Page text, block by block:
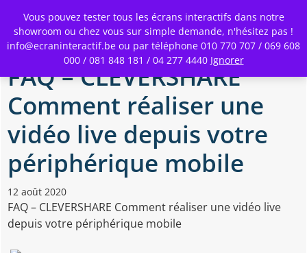
Vous pouvez tester tous les écrans interactifs dans notre
showroom ou chez vous sur simple demande, n'hésitez pas !
info@ecraninteractif.be ou par téléphone 010 770 707 / 069 608
000 / 081 848 181 / 04 277 4440 Ignorer
Skip
main
Menu
FAQ – CLEVERSHARE
Comment réaliser une
vidéo live depuis votre
périphérique mobile
12 août 2020
FAQ – CLEVERSHARE Comment réaliser une vidéo live
depuis votre périphérique mobile